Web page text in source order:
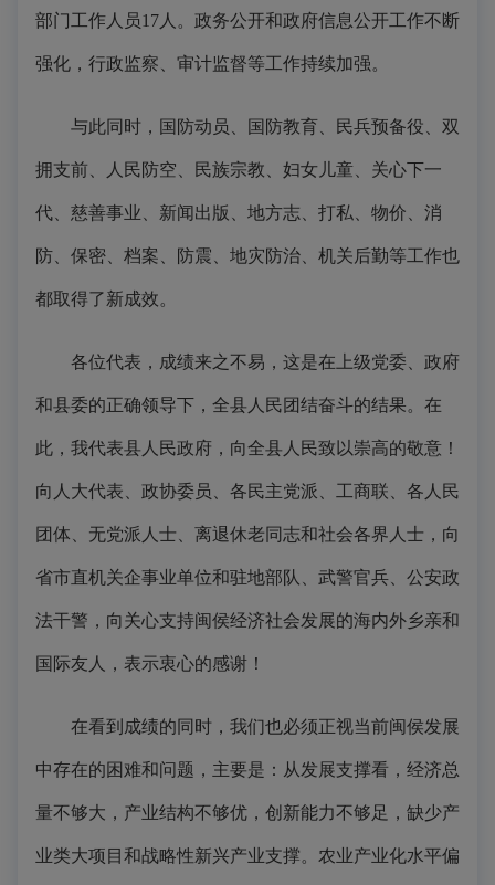
部门工作人员17人。政务公开和政府信息公开工作不断
强化，行政监察、审计监督等工作持续加强。
与此同时，国防动员、国防教育、民兵预备役、双
拥支前、人民防空、民族宗教、妇女儿童、关心下一
代、慈善事业、新闻出版、地方志、打私、物价、消
防、保密、档案、防震、地灾防治、机关后勤等工作也
都取得了新成效。
各位代表，成绩来之不易，这是在上级党委、政府
和县委的正确领导下，全县人民团结奋斗的结果。在
此，我代表县人民政府，向全县人民致以崇高的敬意！
向人大代表、政协委员、各民主党派、工商联、各人民
团体、无党派人士、离退休老同志和社会各界人士，向
省市直机关企事业单位和驻地部队、武警官兵、公安政
法干警，向关心支持闽侯经济社会发展的海内外乡亲和
国际友人，表示衷心的感谢！
在看到成绩的同时，我们也必须正视当前闽侯发展
中存在的困难和问题，主要是：从发展支撑看，经济总
量不够大，产业结构不够优，创新能力不够足，缺少产
业类大项目和战略性新兴产业支撑。农业产业化水平偏